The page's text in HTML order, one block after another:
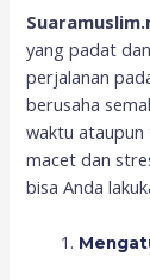
yang padat
perjalanan
berusaha
waktu
macet dan
bisa Anda